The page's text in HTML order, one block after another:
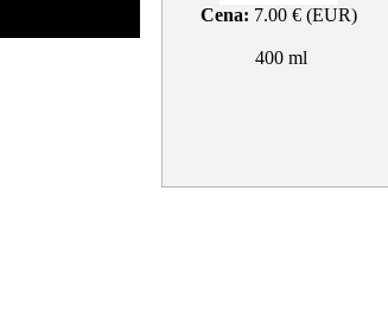
Cena: 7.00 € (EUR)
400 ml